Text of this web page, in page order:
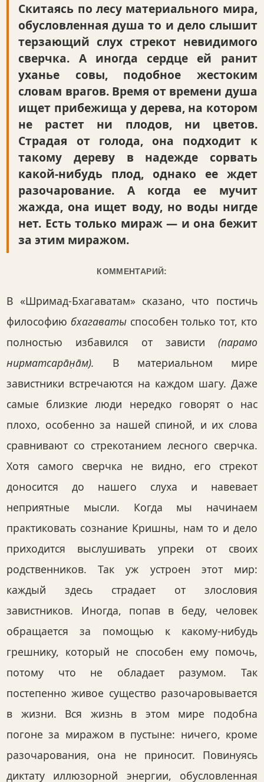
Скитаясь по лесу материального мира,
обусловленная душа то и дело слышит
терзающий слух стрекот невидимого
сверчка. А иногда сердце ей ранит
уханье совы, подобное жестоким
словам врагов. Время от времени душа
ищет прибежища у дерева, на котором
не растет ни плодов, ни цветов.
Страдая от голода, она подходит к
такому дереву в надежде сорвать
какой-нибудь плод, однако ее ждет
разочарование. А когда ее мучит
жажда, она ищет воду, но воды нигде
нет. Есть только мираж — и она бежит
за этим миражом.
КОММЕНТАРИЙ:
В «Шримад-Бхагаватам» сказано, что постичь
философию бхагаватыспособен только тот, кто
полностью избавился от зависти (парамо
нирматсара̄н̣а̄м). В материальном мире
завистники встречаются на каждом шагу. Даже
самые близкие люди нередко говорят о нас
плохо, особенно за нашей спиной, и их слова
сравнивают со стрекотанием лесного сверчка.
Хотя самого сверчка не видно, его стрекот
доносится до нашего слуха и навевает
неприятные мысли. Когда мы начинаем
практиковать сознание Кришны, нам то и дело
приходится выслушивать упреки от своих
родственников. Так уж устроен этот мир:
каждый здесь страдает от злословия
завистников. Иногда, попав в беду, человек
обращается за помощью к какому-нибудь
грешнику, который не способен ему помочь,
потому что не обладает разумом. Так
постепенно живое существо разочаровывается
в жизни. Вся жизнь в этом мире подобна
погоне за миражом в пустыне: ничего, кроме
разочарования, она не приносит. Повинуясь
диктату иллюзорной энергии, обусловленная